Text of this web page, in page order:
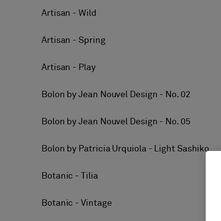
Artisan - Wild
Artisan - Spring
Artisan - Play
Bolon by Jean Nouvel Design - No. 02
Bolon by Jean Nouvel Design - No. 05
Bolon by Patricia Urquiola - Light Sashiko
Botanic - Tilia
Botanic - Vintage